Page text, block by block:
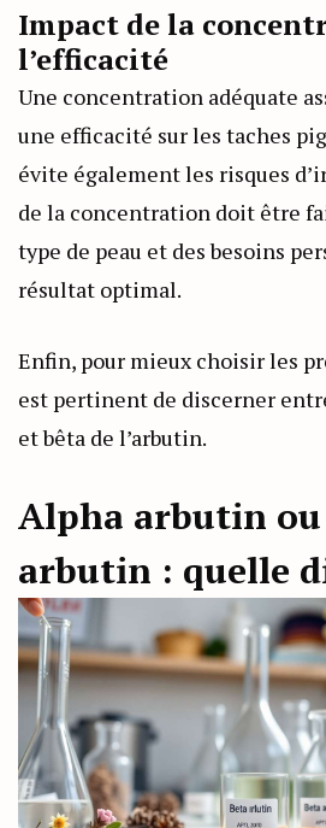
Impact de la
l’efficacité
Une concentration adéquate
une efficacité sur les taches
évite également les risques
de la concentration doit être
type de peau et des besoins
résultat optimal.
Enfin, pour mieux choisir les
est pertinent de discerner
et bêta de l’arbutin.
Alpha arbutin
arbutin : quelle